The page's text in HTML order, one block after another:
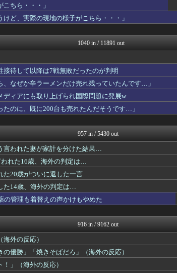
終わってし...
ニチカン！
ポーランドボール 翻訳
！」→「...
世界の憂鬱 海外・韓国の反...
現地の様子...
コリアル
二卵性で...
する日本...
海外の反応リサーチ
海外の反...
海外のお前ら 海外の反応
海外の万国反応記＠海外の反...
ハウメニージャパン！
こちら…」...
海外トークログ
海外...
こんなニュースにでくわした
国とな...
ガラパゴスジャパン - 海...
に返した...
私が悪いの？【海外の反応】
何十年も消...
Ask Reddit まと...
ニチカン！
ツカーだっ...
JDM速報 海外の反応
！」（海...
海外の反応スポーツ
まるっと翻訳
すぎる」...
海外さんいらっしゃい 海外...
ーメンだけ...
かんにゅー -韓国の反応-
「金額...
HANO-K
中国人「...
じゃぽにか反応帳
ニチカン！
果は間...
海外の反応 お隣速報
ーニャJ...
ボールパーク速報 海外の反...
ちら・・・」
ど、実際の現地の様子がこちら・・・」
1040 in / 11891 out
待して以降は7戦無敗だったのが判明
なぜか辛ラーメンだけ売れ残っていたんです…」
ィアにも取り上げられ国際問題に発展w
のに、既に200台も売れたんだそうです…」
957 in / 5430 out
言われた妻が家計を分けた結果…
われた16歳、海外の判定は…
た20歳がついに返した一言…
た14歳、海外の判定は…
の管理も着替えの声かけもやめた
916 in / 9162 out
外の反応）
優勝」「焼きそばだろ」（海外の反応）
」（海外の反応）